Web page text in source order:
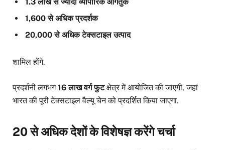
1.3 लाख से ज्यादा व्यापारिक आगंतुक
1,600 से अधिक प्रदर्शक
20,000 से अधिक टेक्सटाइल उत्पाद
शामिल होंगे.
प्रदर्शनी लगभग16 लाख वर्ग फुटक्षेत्र में आयोजित की जाएगी, जहां
भारत की पूरी टेक्सटाइल वैल्यू चेन को प्रदर्शित किया जाएगा.
20 से अधिक देशों के विशेषज्ञ करेंगे चर्चा